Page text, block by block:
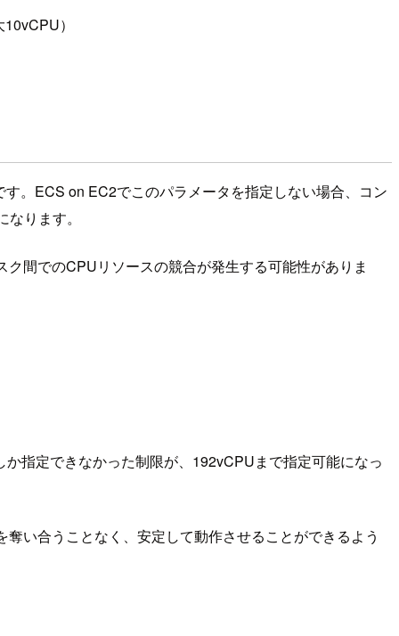
）
す。ECS on EC2でこのパラメータを指定しない場合、コン
ります。
間でのCPUリソースの競合が発生する可能性がありま
指定できなかった制限が、192vCPUまで指定可能になっ
い合うことなく、安定して動作させることができるよう